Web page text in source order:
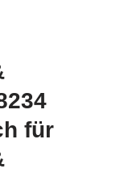
für